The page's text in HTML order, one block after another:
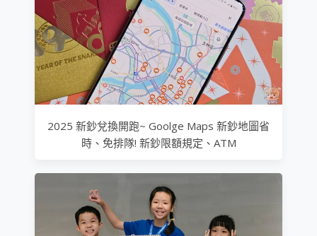
2025 新鈔兌換開跑~ Goolge Maps 新鈔地圖省
時、免排隊! 新鈔限額規定、ATM